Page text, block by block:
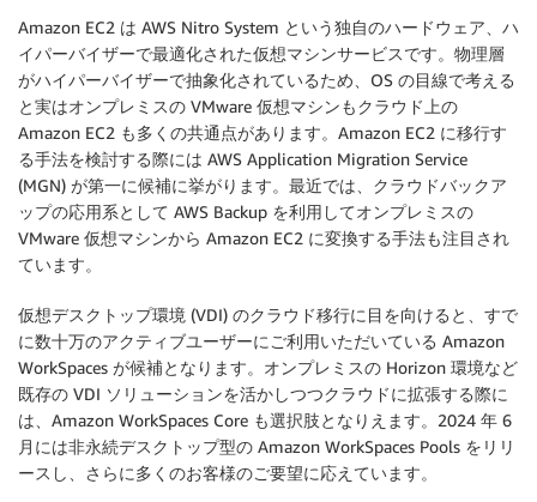
Amazon EC2 は AWS Nitro System という独自のハードウェア、ハ
イパーバイザーで最適化された仮想マシンサービスです。物理層
がハイパーバイザーで抽象化されているため、OS の目線で考える
と実はオンプレミスの VMware 仮想マシンもクラウド上の
Amazon EC2 も多くの共通点があります。Amazon EC2 に移行す
る手法を検討する際には AWS Application Migration Service
(MGN) が第一に候補に挙がります。最近では、クラウドバックア
ップの応用系として AWS Backup を利用してオンプレミスの
VMware 仮想マシンから Amazon EC2 に変換する手法も注目され
ています。
仮想デスクトップ環境 (VDI) のクラウド移行に目を向けると、すで
に数十万のアクティブユーザーにご利用いただいている Amazon
WorkSpaces が候補となります。オンプレミスの Horizon 環境など
既存の VDI ソリューションを活かしつつクラウドに拡張する際に
は、Amazon WorkSpaces Core も選択肢となりえます。2024 年 6
月には非永続デスクトップ型の Amazon WorkSpaces Pools をリリ
ースし、さらに多くのお客様のご要望に応えています。